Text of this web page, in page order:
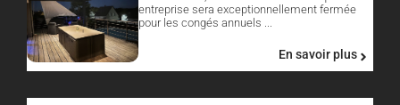
entreprise sera exceptionnellement fermée
pour les congés annuels ...
En savoir plus